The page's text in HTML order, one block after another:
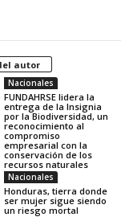
autor
Nacionales
FUNDAHRSE lidera la
entrega de la Insignia
por la Biodiversidad, un
reconocimiento al
compromiso
empresarial con la
conservación de los
recursos naturales
Nacionales
Honduras, tierra donde
ser mujer sigue siendo
un riesgo mortal